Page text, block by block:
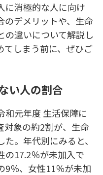
に消極的な人に向け
のデメリットや、生命
の違いについて解説し
てしまう前に、ぜひご
い人の割合
和元年度 生活保障に
対象の約2割が、生命
。年代別にみると、
の17.2％が未加入で
9％、女性11％が未加